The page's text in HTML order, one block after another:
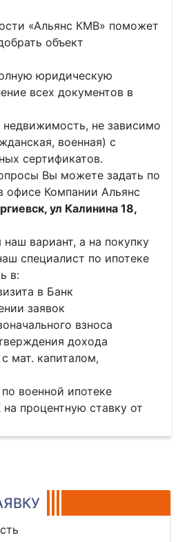
«Альянс КМВ» поможет
объект
юридическую
всех документов в
не зависимо
военная) с
сертификатов.
Вы можете задать по
офисе Компании Альянс
ул Калинина 18,
вариант, а на покупку
специалист по ипотеке
в:
в Банк
заявок
взноса
дохода
мат. капиталом,
военной ипотеке
процентную ставку от